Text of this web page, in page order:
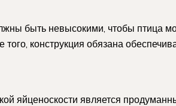
быть невысокими, чтобы птица
конструкция обязана
яйценоскости является